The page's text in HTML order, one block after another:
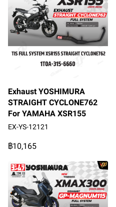
Exhaust YOSHIMURA
STRAIGHT CYCLONE762
For YAMAHA XSR155
EX-YS-12121
฿10,165